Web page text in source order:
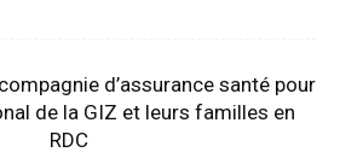
d’assurance santé pour
de la GIZ et leurs familles en
RDC